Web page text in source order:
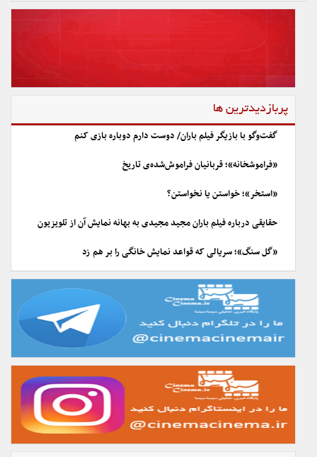
پربازدیدترین ها
گفت‌وگو با بازیگر فیلم باران/ دوست دارم دوباره بازی کنم
«فراموشخانه»؛ قربانیان فراموش‌شده‌ی تاریخ
«استخر»؛ خواستن یا نخواستن؟
حقایقی درباره فیلم باران مجید مجیدی به بهانه نمایش آن از تلویزیون
«گل سنگ»؛ سریالی که قواعد نمایش خانگی را بر هم زد